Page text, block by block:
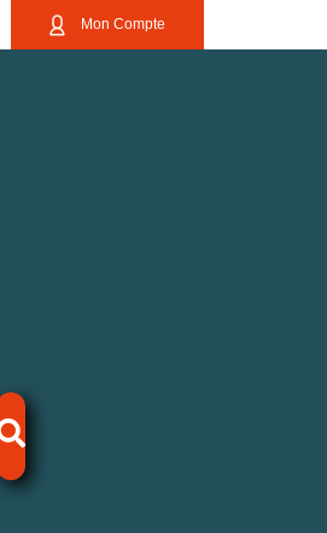
Mon Compte